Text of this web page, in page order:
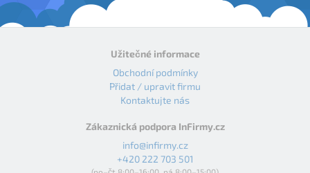
Užitečné informace
Obchodní podmínky
Přidat / upravit firmu
Kontaktujte nás
Zákaznická podpora InFirmy.cz
info@infirmy.cz
+420 222 703 501